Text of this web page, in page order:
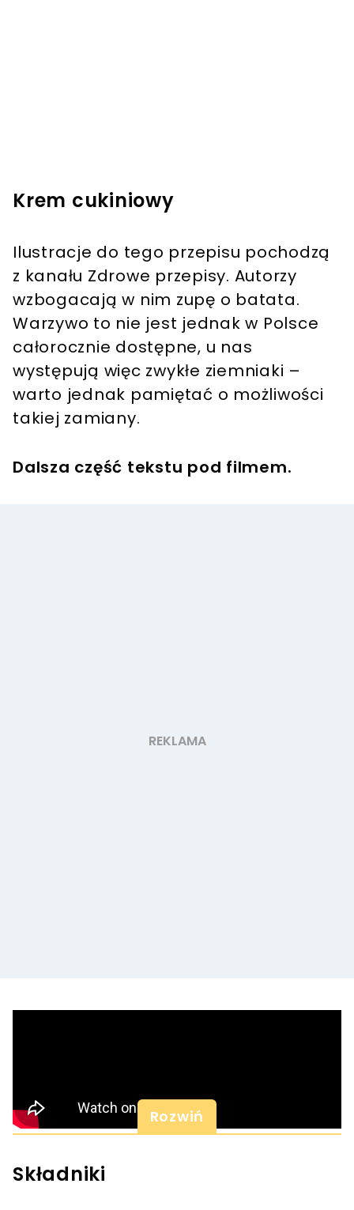
Krem cukiniowy
Ilustracje do tego przepisu pochodzą
z kanału Zdrowe przepisy. Autorzy
wzbogacają w nim zupę o batata.
Warzywo to nie jest jednak w Polsce
całorocznie dostępne, u nas
występują więc zwykłe ziemniaki –
warto jednak pamiętać o możliwości
takiej zamiany.
Dalsza część tekstu pod filmem.
Rozwiń
Składniki